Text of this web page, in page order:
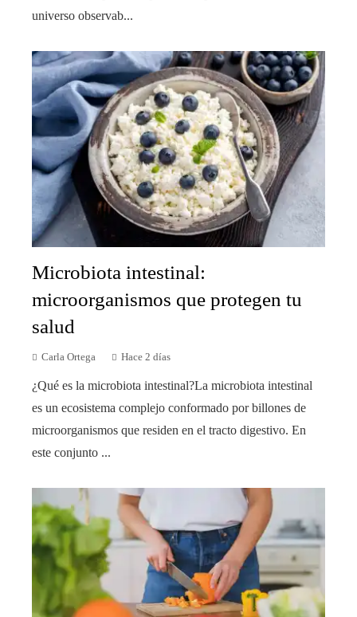
universo observab...
Microbiota intestinal:
microorganismos que protegen tu
salud
Carla Ortega Hace 2 días
¿Qué es la microbiota intestinal?La microbiota intestinal
es un ecosistema complejo conformado por billones de
microorganismos que residen en el tracto digestivo. En
este conjunto ...